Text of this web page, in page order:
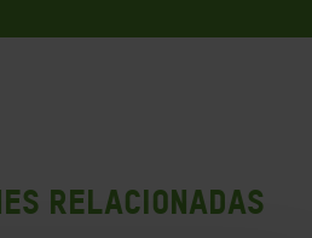
RELACIONADAS